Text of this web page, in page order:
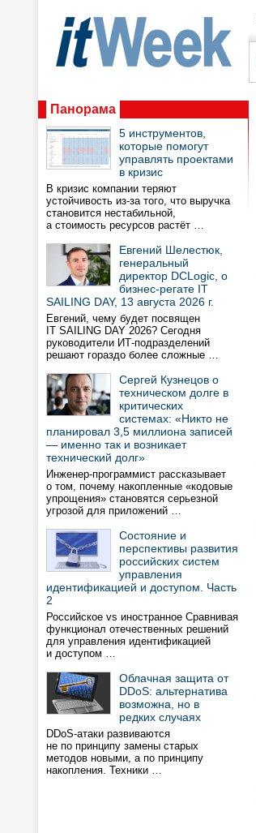
Панорама
5 инструментов,
которые помогут
управлять проектами
в кризис
В кризис компании теряют
устойчивость из-за того, что выручка
становится нестабильной,
а стоимость ресурсов растёт …
Евгений Шелестюк,
генеральный
директор DCLogic, о
бизнес-регате IT
SAILING DAY, 13 августа 2026 г.
Евгений, чему будет посвящен
IT SAILING DAY 2026? Сегодня
руководители ИТ-подразделений
решают гораздо более сложные …
Сергей Кузнецов о
техническом долге в
критических
системах: «Никто не
планировал 3,5 миллиона записей
— именно так и возникает
технический долг»
Инженер-программист рассказывает
о том, почему накопленные «кодовые
упрощения» становятся серьезной
угрозой для приложений …
Состояние и
перспективы развития
российских систем
управления
идентификацией и доступом. Часть
2
Российское vs иностранное Сравнивая
функционал отечественных решений
для управления идентификацией
и доступом …
Облачная защита от
DDoS: альтернатива
возможна, но в
редких случаях
DDoS-атаки развиваются
не по принципу замены старых
методов новыми, а по принципу
накопления. Техники …